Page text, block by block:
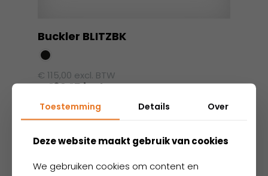
Buckler BLITZBK
€ 115,00 excl. BTW
€139,15incl. BTW
Dit
product
meerdere
variaties.
Toestemming Details Over
Deze website maakt gebruik van cookies
We gebruiken cookies om content en